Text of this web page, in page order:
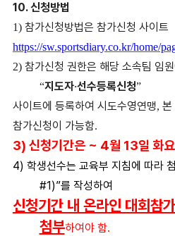
10.신청방법
1) 참가신청방법은 참가신청 사이트
https://sw.sportsdiary.co.kr/home/
2) 참가신청 권한은 해당 소속팀 임
“지도자‧선수등록신청”
사이트에 등록하여 시도수영연맹, 본
참가신청이 가능함.
3) 신청기간은 ~ 4월 13일 화
4) 학생선수는 교육부 지침에 따라
#1)”를 작성하여
신청기간 내 온라인 대회참
첨부하여야 함.